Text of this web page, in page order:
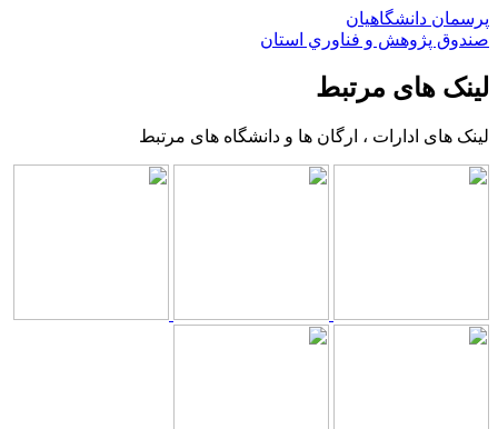
پرسمان دانشگاهیان
صندوق پژوهش و فناوري استان
لینک های مرتبط
لینک های ادارات ، ارگان ها و دانشگاه های مرتبط